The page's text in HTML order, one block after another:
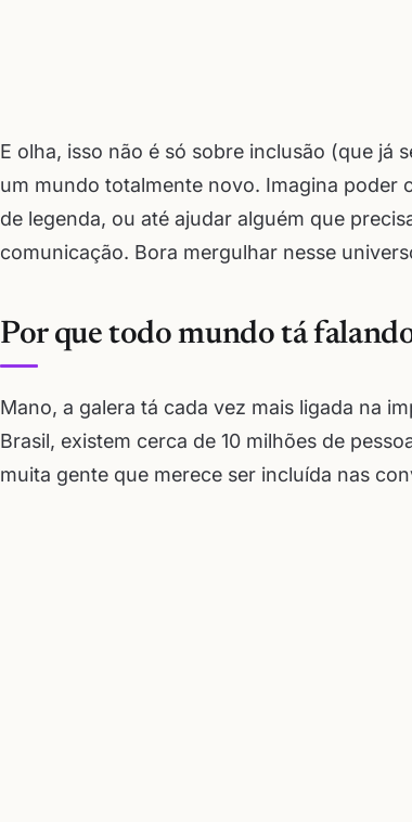
E olha, isso não é só sobre inclusão (que já
um mundo totalmente novo. Imagina poder
de legenda, ou até ajudar alguém que
comunicação. Bora mergulhar nesse
Por que todo mundo tá
Mano, a galera tá cada vez mais ligada na
Brasil, existem cerca de 10 milhões de
muita gente que merece ser incluída nas